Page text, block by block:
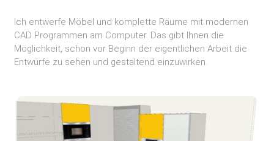
Ich entwerfe Möbel und komplette Räume mit modernen
CAD Programmen am Computer. Das gibt Ihnen die
Möglichkeit, schon vor Beginn der eigentlichen Arbeit die
Entwürfe zu sehen und gestaltend einzuwirken.